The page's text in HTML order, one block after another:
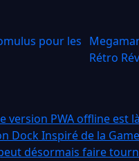
pour les
Rétro
version PWA offline est
Dock Inspiré de la
désormais faire